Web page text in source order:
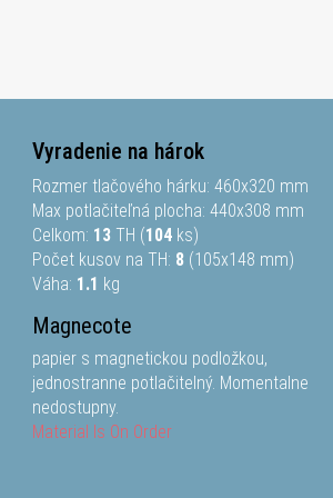
Vyradenie na hárok
Rozmer tlačového hárku: 460x320 mm
Max potlačiteľná plocha:440x308 mm
Celkom: 13 TH (104 ks)
Počet kusov na TH: 8 (105x148 mm)
Váha: 1.1 kg
Magnecote
papier s magnetickou podložkou,
jednostranne potlačitelný. Momentalne
nedostupny.
Material Is On Order